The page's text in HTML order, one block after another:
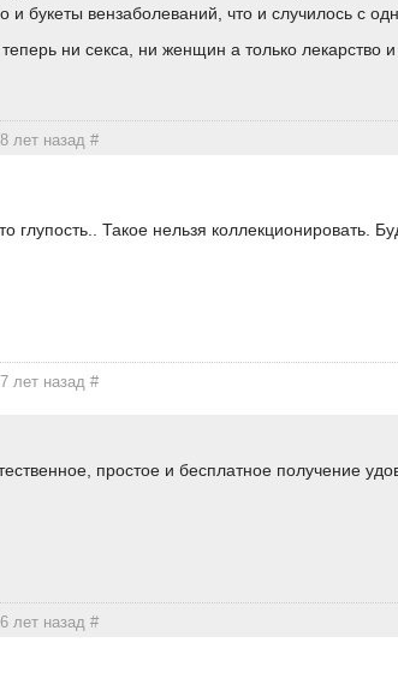
и букеты вензаболеваний, что и случилось с
ни секса, ни женщин а только лекарство и
лет назад#
глупость.. Такое нельзя коллекционировать.
лет назад#
простое и бесплатное получение
лет назад#